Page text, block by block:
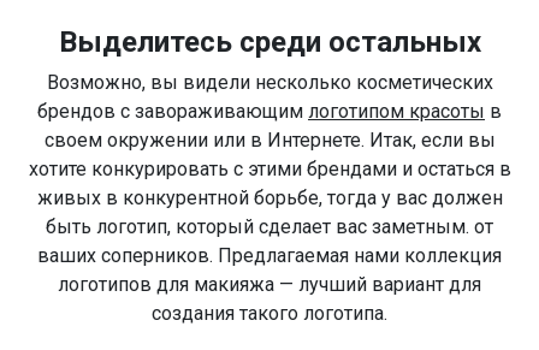
Выделитесь среди остальных
Возможно, вы видели несколько косметических
брендов с завораживающим логотипом красоты в
своем окружении или в Интернете. Итак, если вы
хотите конкурировать с этими брендами и остаться в
живых в конкурентной борьбе, тогда у вас должен
быть логотип, который сделает вас заметным. от
ваших соперников. Предлагаемая нами коллекция
логотипов для макияжа — лучший вариант для
создания такого логотипа.